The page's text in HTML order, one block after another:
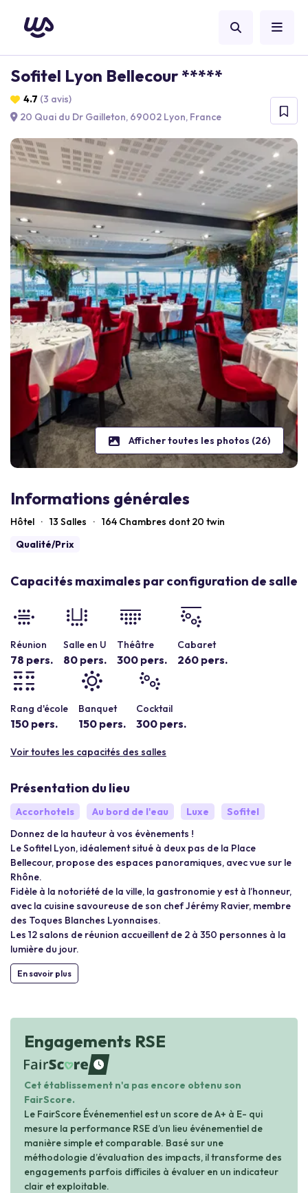
Sofitel Lyon Bellecour *****
4.7 (3 avis)
20 Quai du Dr Gailleton, 69002 Lyon, France
Afficher toutes les photos (26)
Informations générales
Hôtel · 13 Salles · 164 Chambres dont 20 twin
Qualité/Prix
Capacités maximales par configuration de salle
Réunion
78 pers.
Salle en U
80 pers.
Théâtre
300 pers.
Cabaret
260 pers.
Rang d'école
150 pers.
Banquet
150 pers.
Cocktail
300 pers.
Voir toutes les capacités des salles
Présentation du lieu
Accorhotels Au bord de l'eau Luxe
Sofitel
Donnez de la hauteur à vos évènements !
Le Sofitel Lyon, idéalement situé à deux pas de la Place
Bellecour, propose des espaces panoramiques, avec vue sur le
Rhône.
Fidèle à la notoriété de la ville, la gastronomie y est à l’honneur,
avec la cuisine savoureuse de son chef Jérémy Ravier, membre
des Toques Blanches Lyonnaises.
Les 12 salons de réunion accueillent de 2 à 350 personnes à la
lumière du jour.
En savoir plus
Engagements RSE
waiting
Cet établissement n'a pas encore obtenu son
FairScore.
Le FairScore Événementiel est un score de A+ à E- qui
mesure la performance RSE d’un lieu événementiel de
manière simple et comparable. Basé sur une
méthodologie d’évaluation des impacts, il transforme des
engagements parfois difficiles à évaluer en un indicateur
clair et exploitable.